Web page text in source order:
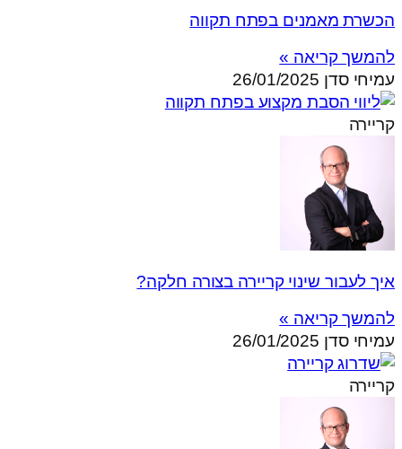
הכשרת מאמנים בפתח תקווה
להמשך קריאה »
עמיחי סדן 26/01/2025
קריירה
איך לעבור שינוי קריירה בצורה חלקה?
להמשך קריאה »
עמיחי סדן 26/01/2025
קריירה